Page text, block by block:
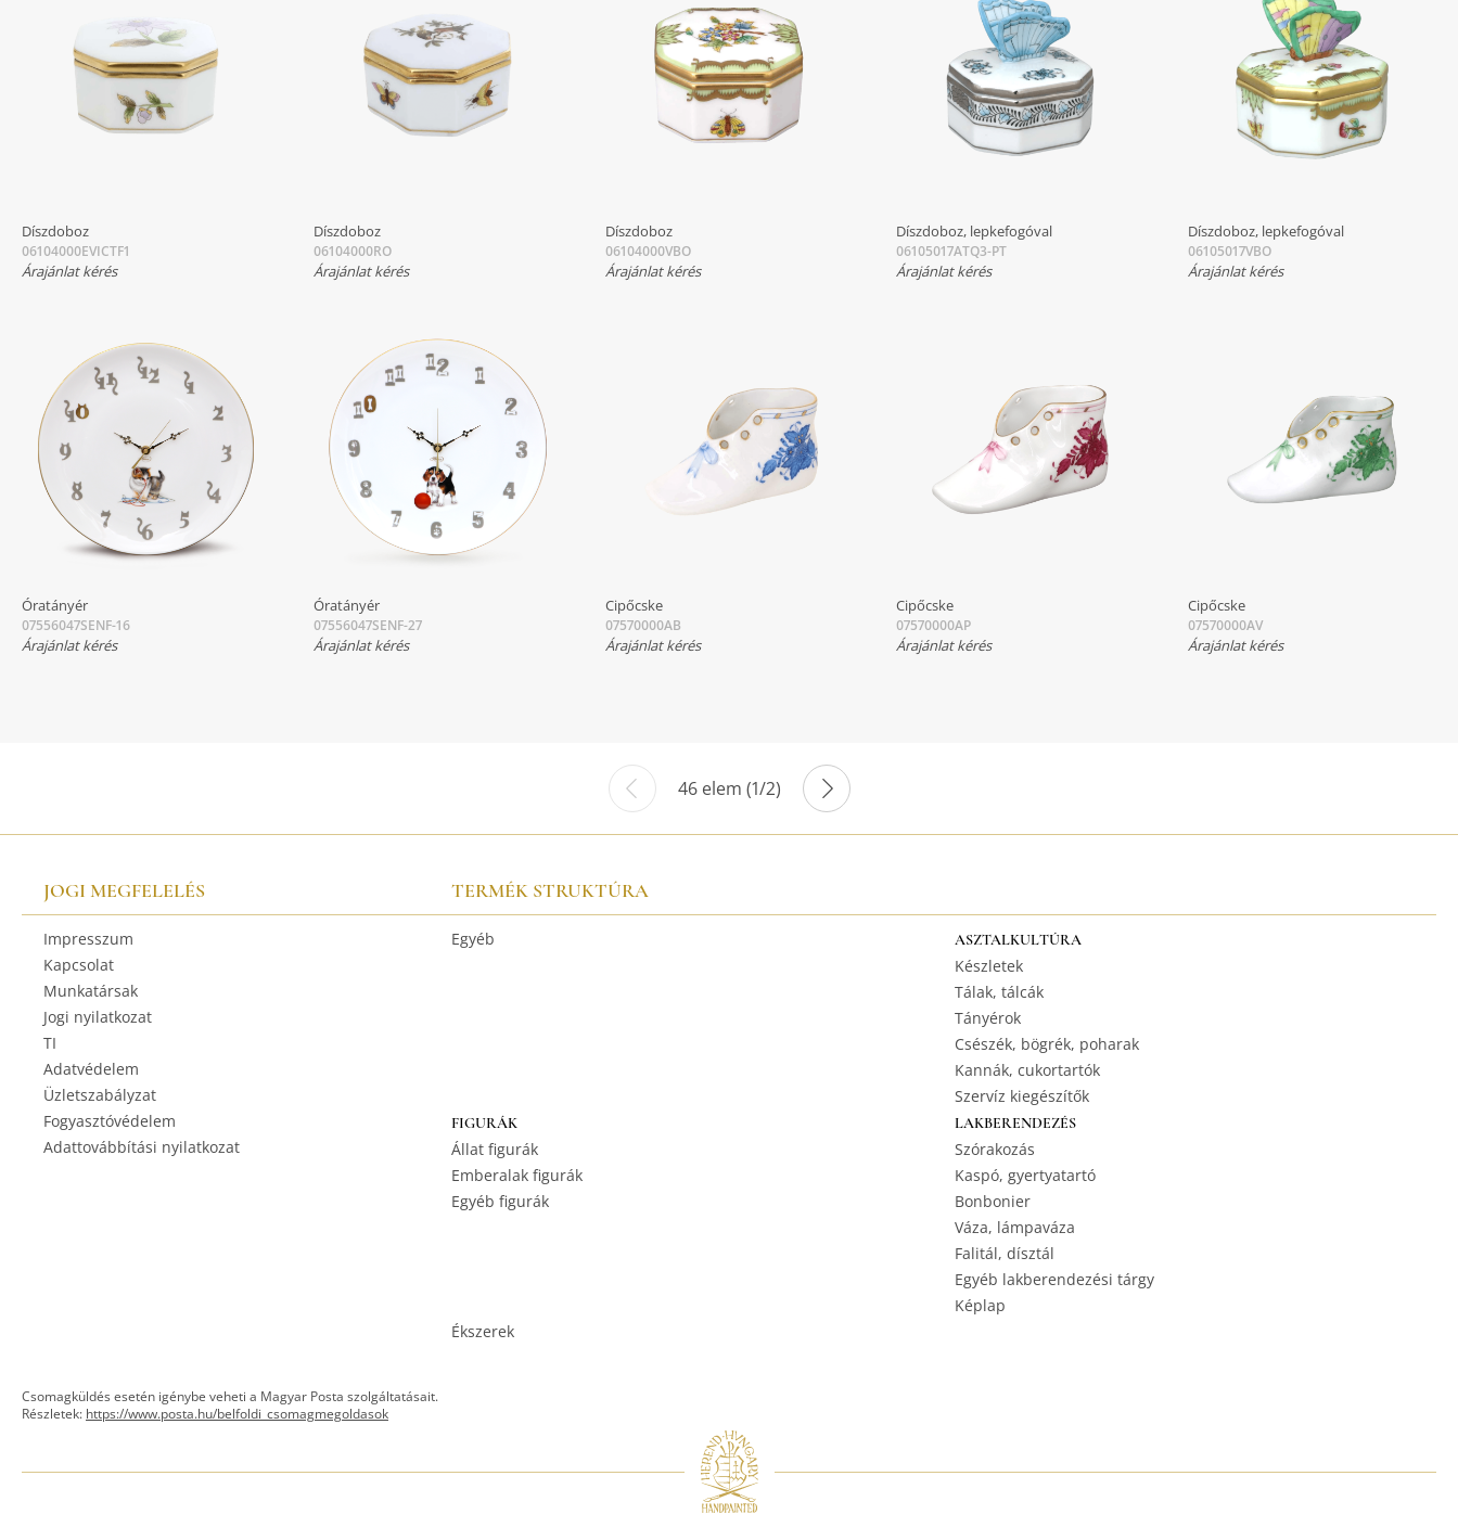
Díszdoboz
06104000EVICTF1
Árajánlat kérés
Díszdoboz
06104000RO
Árajánlat kérés
Díszdoboz
06104000VBO
Árajánlat kérés
Díszdoboz, lepkefogóval
06105017ATQ3-PT
Árajánlat kérés
Díszdoboz, lepkefogóval
06105017VBO
Árajánlat kérés
Óratányér
07556047SENF-16
Árajánlat kérés
Óratányér
07556047SENF-27
Árajánlat kérés
Cipőcske
07570000AB
Árajánlat kérés
Cipőcske
07570000AP
Árajánlat kérés
Cipőcske
07570000AV
Árajánlat kérés
46 elem (1/2)
JOGI MEGFELELÉS
Impresszum
Kapcsolat
Munkatársak
Jogi nyilatkozat
TI
Adatvédelem
Üzletszabályzat
Fogyasztóvédelem
Adattovábbítási nyilatkozat
TERMÉK STRUKTÚRA
Egyéb ASZTALKULTÚRA
Készletek
Tálak, tálcák
Tányérok
Csészék, bögrék, poharak
Kannák, cukortartók
Szervíz kiegészítők
FIGURÁK
Állat figurák
Emberalak figurák
Egyéb figurák
LAKBERENDEZÉS
Szórakozás
Kaspó, gyertyatartó
Bonbonier
Váza, lámpaváza
Falitál, dísztál
Egyéb lakberendezési tárgy
Képlap
Ékszerek
Csomagküldés esetén igénybe veheti a Magyar Posta szolgáltatásait.
Részletek: https://www.posta.hu/belfoldi_csomagmegoldasok